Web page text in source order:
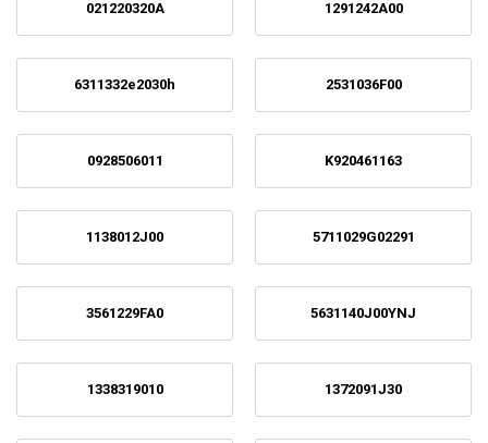
021220320A 1291242A00
6311332e2030h 2531036F00
0928506011 K920461163
1138012J00 5711029G02291
3561229FA0 5631140J00YNJ
1338319010 1372091J30